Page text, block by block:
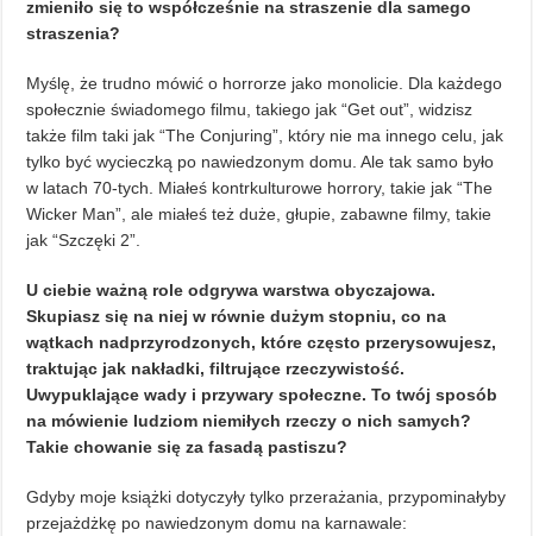
zmieniło się to współcześnie na straszenie dla samego
straszenia?
Myślę, że trudno mówić o horrorze jako monolicie. Dla każdego
społecznie świadomego filmu, takiego jak “Get out”, widzisz
także film taki jak “The Conjuring”, który nie ma innego celu, jak
tylko być wycieczką po nawiedzonym domu. Ale tak samo było
w latach 70-tych. Miałeś kontrkulturowe horrory, takie jak “The
Wicker Man”, ale miałeś też duże, głupie, zabawne filmy, takie
jak “Szczęki 2”.
U ciebie ważną role odgrywa warstwa obyczajowa.
Skupiasz się na niej w równie dużym stopniu, co na
wątkach nadprzyrodzonych, które często przerysowujesz,
traktując jak nakładki, filtrujące rzeczywistość.
Uwypuklające wady i przywary społeczne. To twój sposób
na mówienie ludziom niemiłych rzeczy o nich samych?
Takie chowanie się za fasadą pastiszu?
Gdyby moje książki dotyczyły tylko przerażania, przypominałyby
przejażdżkę po nawiedzonym domu na karnawale: